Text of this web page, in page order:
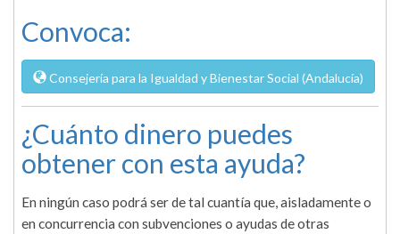
Convoca:
Consejería para la Igualdad y Bienestar Social (Andalucía)
¿Cuánto dinero puedes
obtener con esta ayuda?
En ningún caso podrá ser de tal cuantía que, aisladamente o
en concurrencia con subvenciones o ayudas de otras